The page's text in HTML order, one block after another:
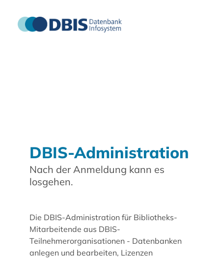
DBIS-Administration
Nach der Anmeldung kann es
losgehen.
Die DBIS-Administration für Bibliotheks-
Mitarbeitende aus DBIS-
Teilnehmerorganisationen - Datenbanken
anlegen und bearbeiten, Lizenzen